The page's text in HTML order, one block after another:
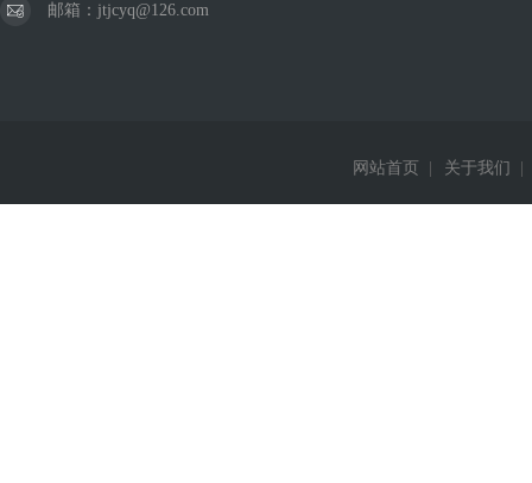
邮箱：jtjcyq@126.com
网站首页 关于我们